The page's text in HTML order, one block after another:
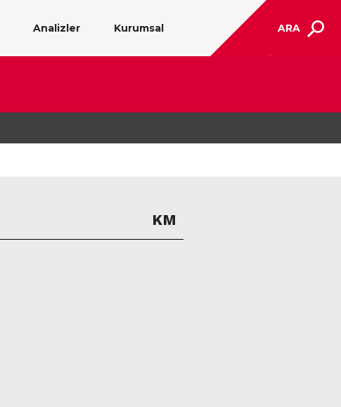
Analizler Kurumsal ARA
KM